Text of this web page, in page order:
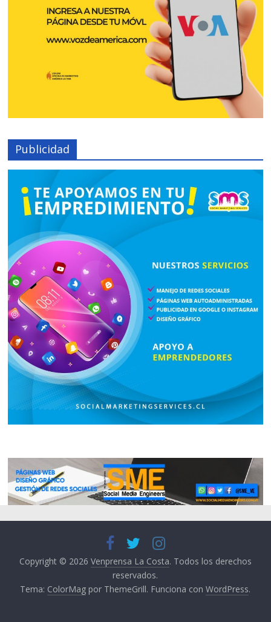
Publicidad
Copyright © 2026 Venprensa La Costa. Todos los derechos
reservados.
Tema: ColorMag por ThemeGrill. Funciona conWordPress.